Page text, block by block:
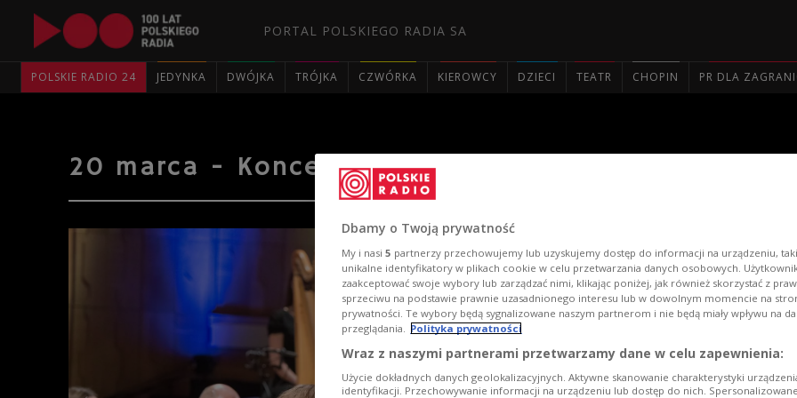
PORTAL POLSKIEGO RADIA SA
POLSKIE RADIO 24 JEDYNKA DWÓJKA TRÓJKA CZWÓRKA KIEROWCY DZIECI TEATR CHOPIN PR DLA
20 marca - Koncert Charytatywny - Solidarni z
Dbamy o Twoją prywatność
My i nasi 5 partnerzy przechowujemy lub uzyskujemy dostęp do informacji na urządzeniu,
unikalne identyfikatory w plikach cookie w celu przetwarzania danych osobowych.
zaakceptować swoje wybory lub zarządzać nimi, klikając poniżej, jak również skorzystać z
sprzeciwu na podstawie prawnie uzasadnionego interesu lub w dowolnym momencie na
prywatności. Te wybory będą sygnalizowane naszym partnerom i nie będą miały wpływu na
przeglądania. Polityka prywatności
Wraz z naszymi partnerami przetwarzamy dane w celu zapewnienia:
Użycie dokładnych danych geolokalizacyjnych. Aktywne skanowanie charakterystyki
identyfikacji. Przechowywanie informacji na urządzeniu lub dostęp do nich.